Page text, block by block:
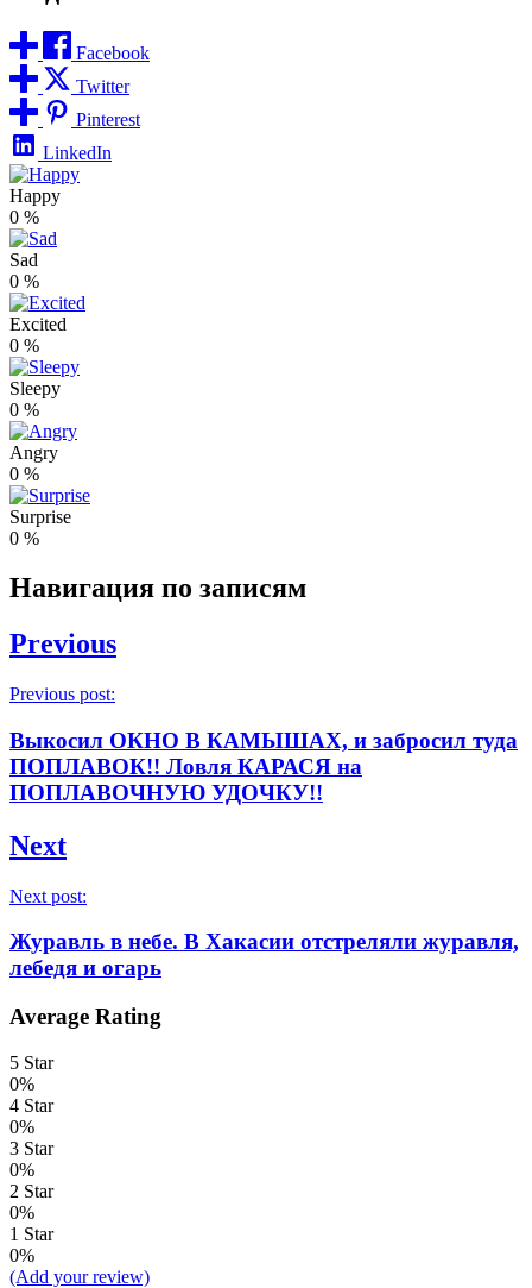
Facebook
Twitter
Pinterest
LinkedIn
Happy
0 %
Sad
0 %
Excited
0 %
Sleepy
0 %
Angry
0 %
Surprise
0 %
Навигация по записям
Previous
Previous post:
Выкосил ОКНО В КАМЫШАХ, и забросил туда
ПОПЛАВОК!! Ловля КАРАСЯ на
ПОПЛАВОЧНУЮ УДОЧКУ!!
Next
Next post:
Журавль в небе. В Хакасии отстреляли журавля,
лебедя и огарь
Average Rating
5 Star
0%
4 Star
0%
3 Star
0%
2 Star
0%
1 Star
0%
(Add your review)